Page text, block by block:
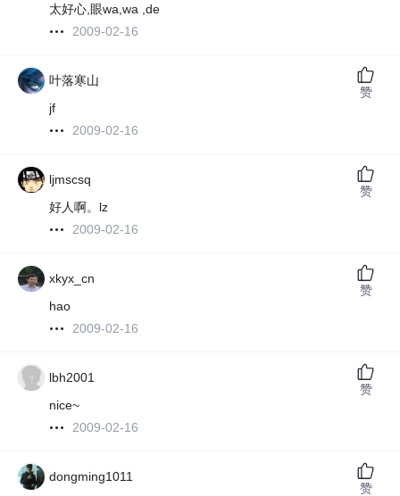
太好心,眼wa,wa ,de
2009-02-16
叶落寒山
jf
2009-02-16
赞
ljmscsq
好人啊。lz
2009-02-16
赞
xkyx_cn
hao
2009-02-16
赞
lbh2001
nice~
2009-02-16
赞
dongming1011
赞